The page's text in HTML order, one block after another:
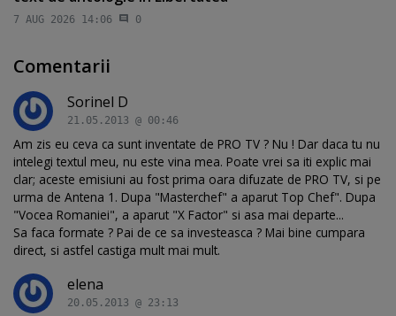
7 AUG 2026 14:06 0
Comentarii
Sorinel D
21.05.2013 @ 00:46
Am zis eu ceva ca sunt inventate de PRO TV ? Nu ! Dar daca tu nu
intelegi textul meu, nu este vina mea. Poate vrei sa iti explic mai
clar; aceste emisiuni au fost prima oara difuzate de PRO TV, si pe
urma de Antena 1. Dupa "Masterchef" a aparut Top Chef". Dupa
"Vocea Romaniei", a aparut "X Factor" si asa mai departe...
Sa faca formate ? Pai de ce sa investeasca ? Mai bine cumpara
direct, si astfel castiga mult mai mult.
elena
20.05.2013 @ 23:13